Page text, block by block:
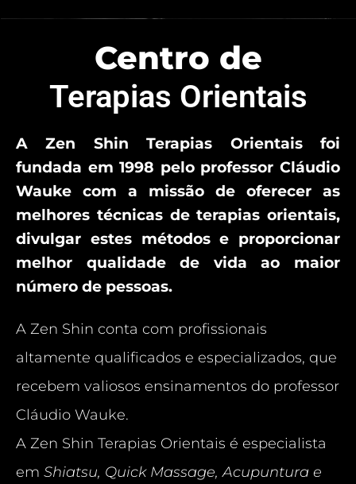
Centro de
Terapias Orientais
A Zen Shin Terapias Orientais foi
fundada em 1998 pelo professor Cláudio
Wauke com a missão de oferecer as
melhores técnicas de terapias orientais,
divulgar estes métodos e proporcionar
melhor qualidade de vida ao maior
número de pessoas.
A Zen Shin conta com profissionais
altamente qualificados e especializados, que
recebem valiosos ensinamentos do professor
Cláudio Wauke.
A Zen Shin Terapias Orientais é especialista
em Shiatsu, Quick Massage, Acupuntura e